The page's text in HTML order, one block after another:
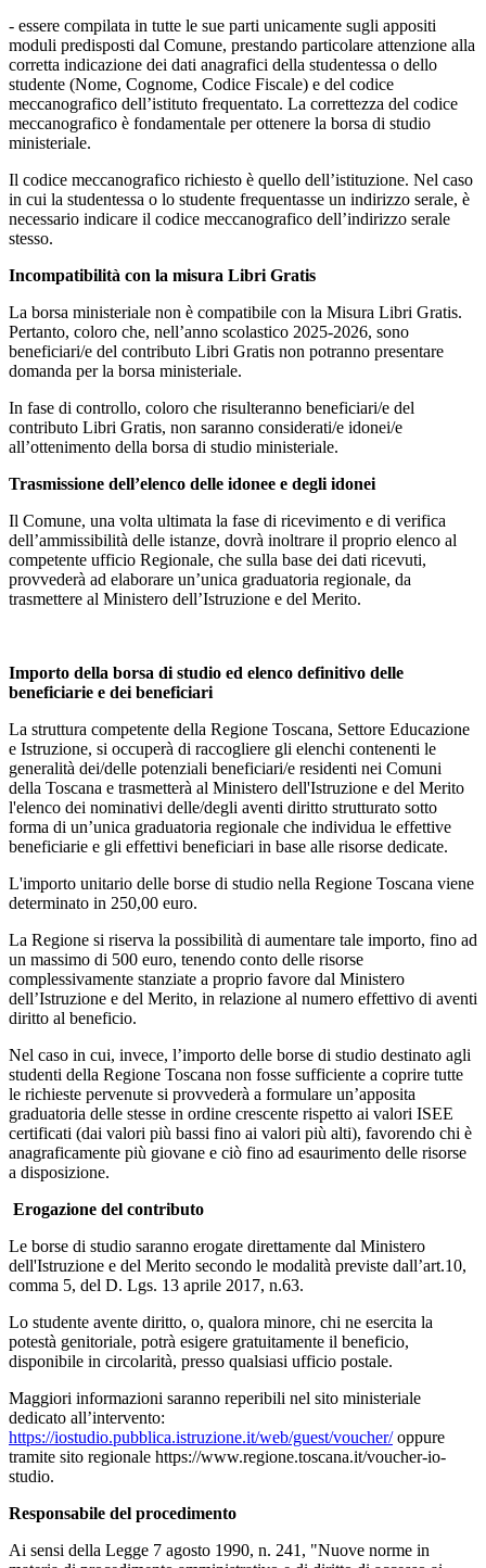
- essere compilata in tutte le sue parti unicamente sugli appositi
moduli predisposti dal Comune, prestando particolare attenzione alla
corretta indicazione dei dati anagrafici della studentessa o dello
studente (Nome, Cognome, Codice Fiscale) e del codice
meccanografico dell’istituto frequentato. La correttezza del codice
meccanografico è fondamentale per ottenere la borsa di studio
ministeriale.
Il codice meccanografico richiesto è quello dell’istituzione. Nel caso
in cui la studentessa o lo studente frequentasse un indirizzo serale, è
necessario indicare il codice meccanografico dell’indirizzo serale
stesso.
Incompatibilità con la misura Libri Gratis
La borsa ministeriale non è compatibile con la Misura Libri Gratis.
Pertanto, coloro che, nell’anno scolastico 2025-2026, sono
beneficiari/e del contributo Libri Gratis non potranno presentare
domanda per la borsa ministeriale.
In fase di controllo, coloro che risulteranno beneficiari/e del
contributo Libri Gratis, non saranno considerati/e idonei/e
all’ottenimento della borsa di studio ministeriale.
Trasmissione dell’elenco delle idonee e degli idonei
Il Comune, una volta ultimata la fase di ricevimento e di verifica
dell’ammissibilità delle istanze, dovrà inoltrare il proprio elenco al
competente ufficio Regionale, che sulla base dei dati ricevuti,
provvederà ad elaborare un’unica graduatoria regionale, da
trasmettere al Ministero dell’Istruzione e del Merito.
Importo della borsa di studio ed elenco definitivo delle
beneficiarie e dei beneficiari
La struttura competente della Regione Toscana, Settore Educazione
e Istruzione, si occuperà di raccogliere gli elenchi contenenti le
generalità dei/delle potenziali beneficiari/e residenti nei Comuni
della Toscana e trasmetterà al Ministero dell'Istruzione e del Merito
l'elenco dei nominativi delle/degli aventi diritto strutturato sotto
forma di un’unica graduatoria regionale che individua le effettive
beneficiarie e gli effettivi beneficiari in base alle risorse dedicate.
L'importo unitario delle borse di studio nella Regione Toscana viene
determinato in 250,00 euro.
La Regione si riserva la possibilità di aumentare tale importo, fino ad
un massimo di 500 euro, tenendo conto delle risorse
complessivamente stanziate a proprio favore dal Ministero
dell’Istruzione e del Merito, in relazione al numero effettivo di aventi
diritto al beneficio.
Nel caso in cui, invece, l’importo delle borse di studio destinato agli
studenti della Regione Toscana non fosse sufficiente a coprire tutte
le richieste pervenute si provvederà a formulare un’apposita
graduatoria delle stesse in ordine crescente rispetto ai valori ISEE
certificati (dai valori più bassi fino ai valori più alti), favorendo chi è
anagraficamente più giovane e ciò fino ad esaurimento delle risorse
a disposizione.
Erogazione del contributo
Le borse di studio saranno erogate direttamente dal Ministero
dell'Istruzione e del Merito secondo le modalità previste dall’art.10,
comma 5, del D. Lgs. 13 aprile 2017, n.63.
Lo studente avente diritto, o, qualora minore, chi ne esercita la
potestà genitoriale, potrà esigere gratuitamente il beneficio,
disponibile in circolarità, presso qualsiasi ufficio postale.
Maggiori informazioni saranno reperibili nel sito ministeriale
dedicato all’intervento:
https://iostudio.pubblica.istruzione.it/web/guest/voucher/oppure
tramite sito regionale https://www.regione.toscana.it/voucher-io-
studio.
Responsabile del procedimento
Ai sensi della Legge 7 agosto 1990, n. 241, "Nuove norme in